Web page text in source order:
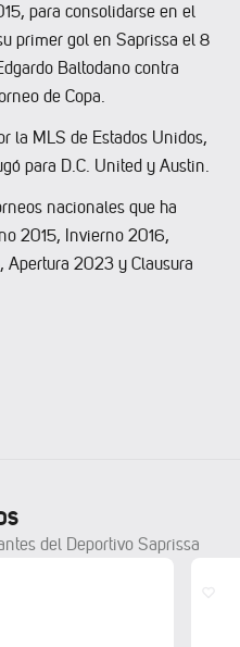
para consolidarse en el
primer gol en Saprissa el 8
Baltodano contra
de Copa.
la MLS de Estados Unidos,
para D.C. United y Austin.
nacionales que ha
2015, Invierno 2016,
2023 y Clausura
del Deportivo Saprissa